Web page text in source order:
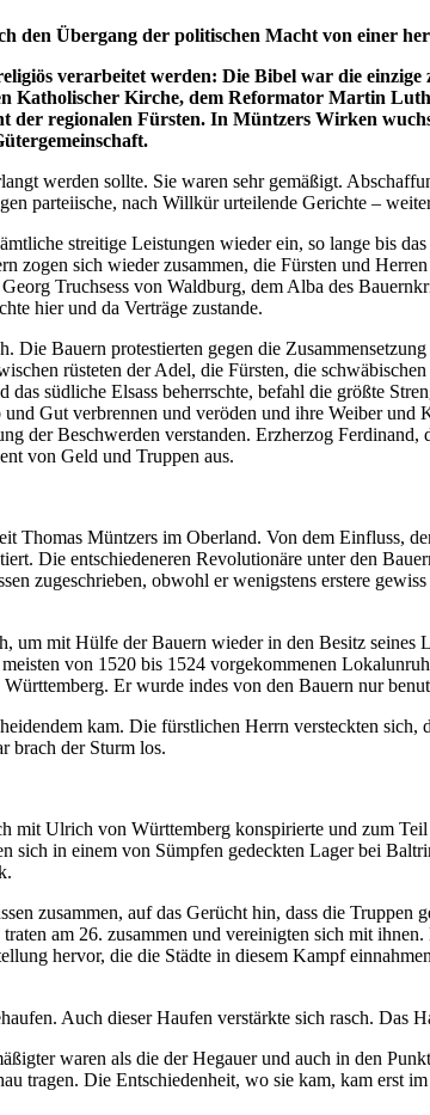
Übergang der politischen Macht von einer
verarbeitet werden: Die Bibel war die
Katholischer Kirche, dem Reformator Martin
der regionalen Fürsten. In Müntzers Wirken
werden sollte. Sie waren sehr gemäßigt.
parteiische, nach Willkür urteilende Gerichte –
streitige Leistungen wieder ein, so lange bis
zogen sich wieder zusammen, die Fürsten und
Truchsess von Waldburg, dem Alba des
hier und da Verträge zustande.
Die Bauern protestierten gegen die
rüsteten der Adel, die Fürsten, die
südliche Elsass beherrschte, befahl die größte
Gut verbrennen und veröden und ihre Weiber
der Beschwerden verstanden. Erzherzog
von Geld und Truppen aus.
Thomas Müntzers im Oberland. Von dem Einfluss,
Die entschiedeneren Revolutionäre unter den
zugeschrieben, obwohl er wenigstens erstere
mit Hülfe der Bauern wieder in den Besitz seines
von 1520 bis 1524 vorgekommenen
Er wurde indes von den Bauern nur
kam. Die fürstlichen Herrn versteckten
brach der Sturm los.
Ulrich von Württemberg konspirierte und zum
sich in einem von Sümpfen gedeckten Lager bei
zusammen, auf das Gerücht hin, dass die Truppen
am 26. zusammen und vereinigten sich mit
hervor, die die Städte in diesem Kampf
Auch dieser Haufen verstärkte sich rasch. Das
waren als die der Hegauer und auch in den
tragen. Die Entschiedenheit, wo sie kam, kam erst